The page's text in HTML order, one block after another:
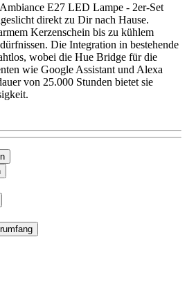
E27 LED Lampe - 2er-Set
direkt zu Dir nach Hause.
Kerzenschein bis zu kühlem
Die Integration in bestehende
wobei die Hue Bridge für die
wie Google Assistant und Alexa
von 25.000 Stunden bietet sie